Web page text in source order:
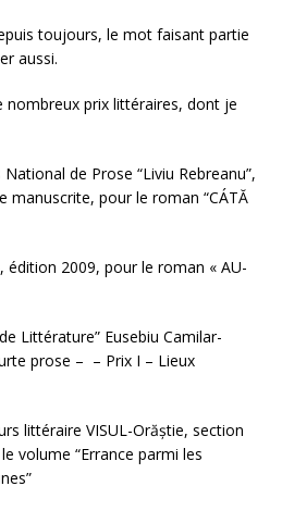
toujours, le mot faisant partie
aussi.
nombreux prix littéraires, dont je
de Prose “Liviu Rebreanu”,
manuscrite, pour le roman “CÁTĂ
édition 2009, pour le roman « AU-
Littérature” Eusebiu Camilar-
prose – – Prix I – Lieux
littéraire VISUL-Orăștie, section
volume “Errance parmi les